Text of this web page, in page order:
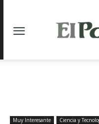
Muy Interesante Ciencia y